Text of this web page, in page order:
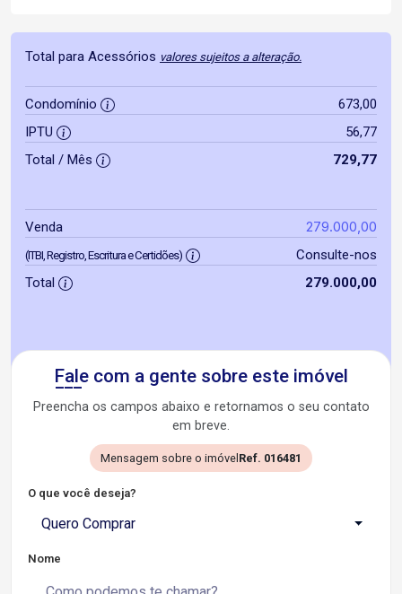
Total para Acessórios valores sujeitos a alteração.
Condomínio
673,00
IPTU
56,77
Total / Mês
729,77
Venda 279.000,00
(ITBI, Registro, Escritura e Certidões)
Consulte-nos
Total
279.000,00
Fale com a gente sobre este imóvel
Preencha os campos abaixo e retornamos o seu contato
em breve.
Mensagem sobre o imóvel Ref. 016481
O que você deseja?
Quero Comprar
Nome